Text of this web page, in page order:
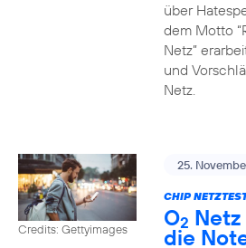
über
dem Motto
Netz”
und
Netz.
Credits: Gettyimages
25.
CHIP
O2
die